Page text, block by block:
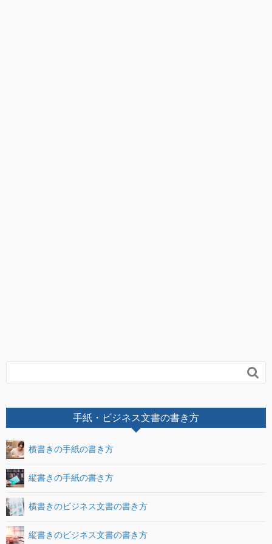

手紙・ビジネス文書の書き方
横書きの手紙の書き方
縦書きの手紙の書き方
横書きのビジネス文書の書き方
縦書きのビジネス文書の書き方